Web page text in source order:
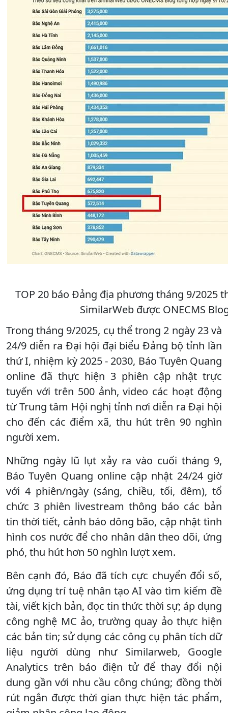
TOP 20 báo Đảng địa phương tháng 9/2025
SimilarWeb được ONECMS
Trong tháng 9/2025, cụ thể trong 2 ngày 23 và
24/9 diễn ra Đại hội đại biểu Đảng bộ tỉnh lần
thứ I, nhiệm kỳ 2025 - 2030, Báo Tuyên Quang
online đã thực hiện 3 phiên cập nhật trực
tuyến với trên 500 ảnh, video các hoạt động
từ Trung tâm Hội nghị tỉnh nơi diễn ra Đại hội
cho đến các điểm xã, thu hút trên 90 nghìn
người xem.
Những ngày lũ lụt xảy ra vào cuối tháng 9,
Báo Tuyên Quang online cập nhật 24/24 giờ
với 4 phiên/ngày (sáng, chiều, tối, đêm), tổ
chức 3 phiên livestream thông báo các bản
tin thời tiết, cảnh báo dông bão, cập nhật tình
hình cos nước để cho nhân dân theo dõi, ứng
phó, thu hút hơn 50 nghìn lượt xem.
Bên cạnh đó, Báo đã tích cực chuyển đổi số,
ứng dụng trí tuệ nhân tạo AI vào tìm kiếm đề
tài, viết kịch bản, đọc tin thức thời sự; áp dụng
công nghệ MC ảo, trường quay ảo thực hiện
các bản tin; sử dụng các công cụ phân tích dữ
liệu người dùng như Similarweb, Google
Analytics trên báo điện tử để thay đổi nội
dung gần với nhu cầu công chúng; đồng thời
rút ngắn được thời gian thực hiện tác phẩm,